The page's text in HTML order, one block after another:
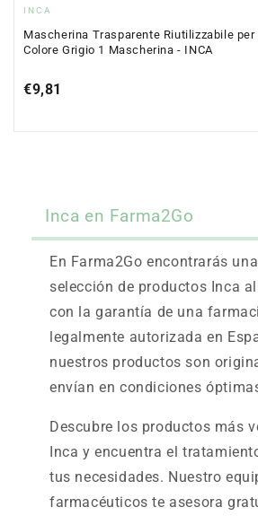
Fornitore:
INCA
Mascherina Trasparente Riutilizzabile
Colore Grigio 1 Mascherina - INCA
Prezzo
€9,81
Inca en Farma2Go
En Farma2Go encontrarás
selección de productos Inca
con la garantía de una
legalmente autorizada en
nuestros productos son
envían en condiciones
Descubre los productos más
Inca y encuentra el
tus necesidades. Nuestro
farmacéuticos te asesora